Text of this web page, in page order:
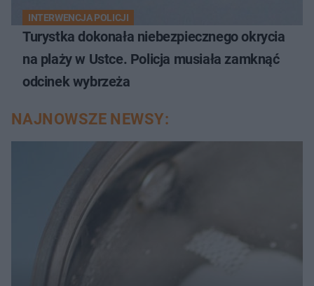
INTERWENCJA POLICJI
Turystka dokonała niebezpiecznego okrycia
na plaży w Ustce. Policja musiała zamknąć
odcinek wybrzeża
NAJNOWSZE NEWSY: